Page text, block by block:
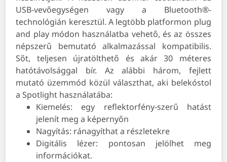
USB-vevőegységen vagy a Bluetooth®-
technológián keresztül. A legtöbb platformon plug
and play módon használatba vehető, és az összes
népszerű bemutató alkalmazással kompatibilis.
Sőt, teljesen újratölthető és akár 30 méteres
hatótávolsággal bír. Az alábbi három, fejlett
mutató üzemmód közül választhat, aki belekóstol
a Spotlight használatába:
Kiemelés: egy reflektorfény-szerű hatást
jelenít meg a képernyőn
Nagyítás: ránagyíthat a részletekre
Digitális lézer: pontosan jelölhet meg
információkat.